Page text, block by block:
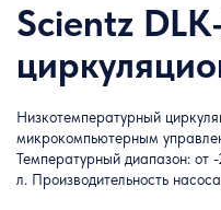
Scientz
Низкотемпературный
микрокомпьютерным
Температурный диапазон:
л. Производительность